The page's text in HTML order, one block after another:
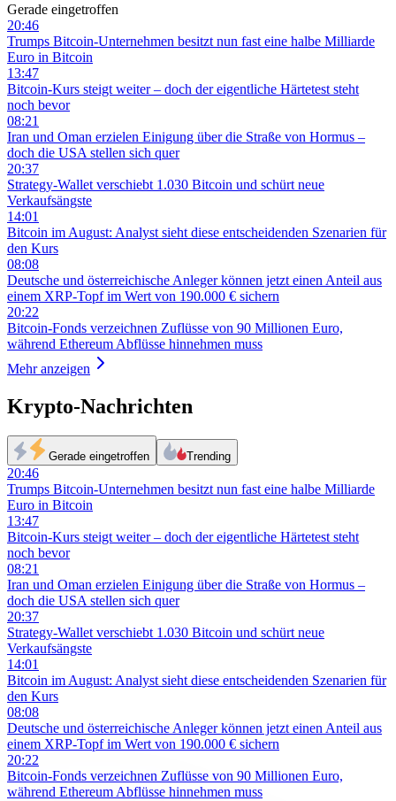
Gerade eingetroffen
20:46
Trumps Bitcoin-Unternehmen besitzt nun fast eine halbe Milliarde
Euro in Bitcoin
13:47
Bitcoin-Kurs steigt weiter – doch der eigentliche Härtetest steht
noch bevor
08:21
Iran und Oman erzielen Einigung über die Straße von Hormus –
doch die USA stellen sich quer
20:37
Strategy-Wallet verschiebt 1.030 Bitcoin und schürt neue
Verkaufsängste
14:01
Bitcoin im August: Analyst sieht diese entscheidenden Szenarien für
den Kurs
08:08
Deutsche und österreichische Anleger können jetzt einen Anteil aus
einem XRP-Topf im Wert von 190.000 € sichern
20:22
Bitcoin-Fonds verzeichnen Zuflüsse von 90 Millionen Euro,
während Ethereum Abflüsse hinnehmen muss
Mehr anzeigen
Krypto-Nachrichten
Gerade eingetroffen Trending
20:46
Trumps Bitcoin-Unternehmen besitzt nun fast eine halbe Milliarde
Euro in Bitcoin
13:47
Bitcoin-Kurs steigt weiter – doch der eigentliche Härtetest steht
noch bevor
08:21
Iran und Oman erzielen Einigung über die Straße von Hormus –
doch die USA stellen sich quer
20:37
Strategy-Wallet verschiebt 1.030 Bitcoin und schürt neue
Verkaufsängste
14:01
Bitcoin im August: Analyst sieht diese entscheidenden Szenarien für
den Kurs
08:08
Deutsche und österreichische Anleger können jetzt einen Anteil aus
einem XRP-Topf im Wert von 190.000 € sichern
20:22
Bitcoin-Fonds verzeichnen Zuflüsse von 90 Millionen Euro,
während Ethereum Abflüsse hinnehmen muss